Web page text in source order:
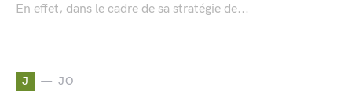
En effet, dans le cadre de sa stratégie de...
J JO